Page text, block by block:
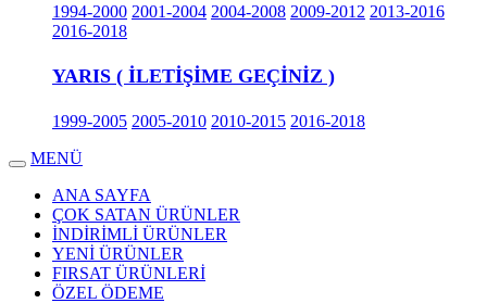
1994-2000 2001-2004 2004-2008 2009-2012 2013-2016
2016-2018
YARIS ( İLETİŞİME GEÇİNİZ )
1999-2005 2005-2010 2010-2015 2016-2018
MENÜ
ANA SAYFA
ÇOK SATAN ÜRÜNLER
İNDİRİMLİ ÜRÜNLER
YENİ ÜRÜNLER
FIRSAT ÜRÜNLERİ
ÖZEL ÖDEME